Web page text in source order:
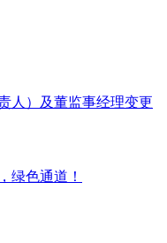
人）及董监事经理变更
绿色通道！